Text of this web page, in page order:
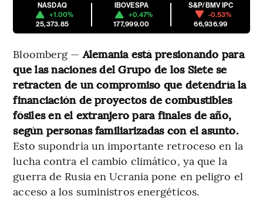
NASDAQ
+1.00%
25,373.85
IBOVESPA
+0.47%
177,999.00
S&P/BMV IPC
-0.53%
66,936.99
Bloomberg —Alemania está presionando para
que las naciones del Grupo de los Siete se
retracten de un compromiso que detendría la
financiación de proyectos de combustibles
fósiles en el extranjero para finales de año,
según personas familiarizadas con el asunto.
Esto supondría un importante retroceso en la
lucha contra el cambio climático, ya que la
guerra de Rusia en Ucrania pone en peligro el
acceso a los suministros energéticos.